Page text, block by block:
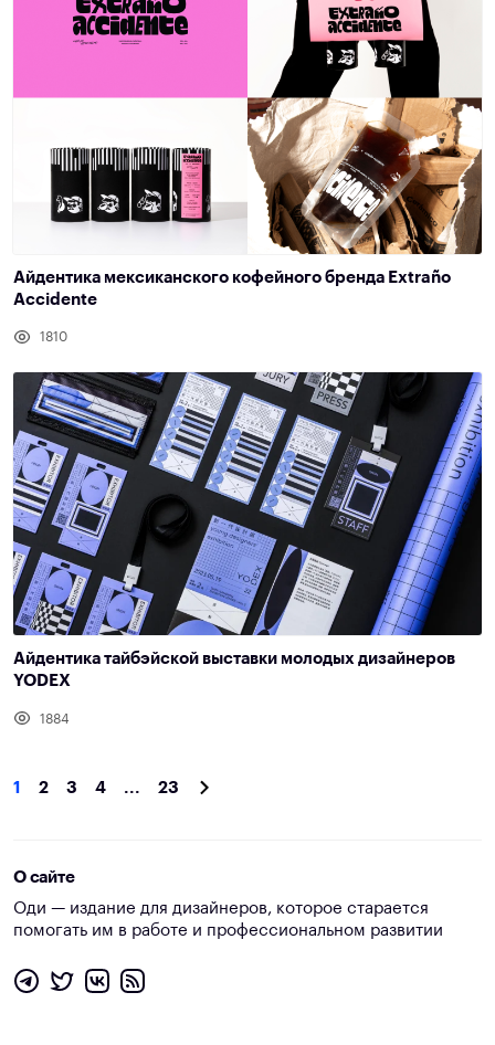
Айдентика мексиканского кофейного бренда Extraño
Accidente
1810
Айдентика тайбэйской выставки молодых дизайнеров
YODEX
1884
1 2 3 4 ... 23
О сайте
Оди — издание для дизайнеров, которое старается
помогать им в работе и профессиональном развитии